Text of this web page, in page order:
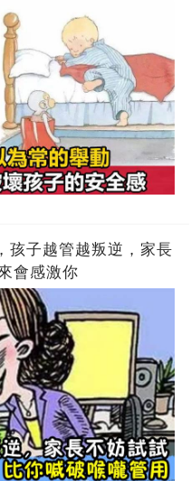
孩子越管越叛逆，家長
會感激你